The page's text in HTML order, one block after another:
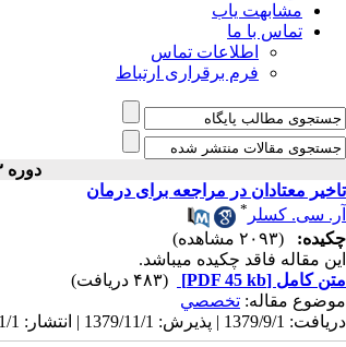
مشابهت یاب
تماس با ما
اطلاعات تماس
فرم برقراری ارتباط
دوره ۳، شماره ۱ و ۲ - ( بهار و تابستان ۱۳۸۰ )
تاخیر معتادان در مراجعه برای درمان
آر. سی. کسلر *
چکیده:
(۲۰۹۳ مشاهده)
این مقاله فاقد چکیده می​باشد.
متن کامل [PDF 45 kb]
(۴۸۳ دریافت)
موضوع مقاله: تخصصي
دریافت: 1379/9/1 | پذیرش: 1379/11/1 | انتشار: 1380/1/1